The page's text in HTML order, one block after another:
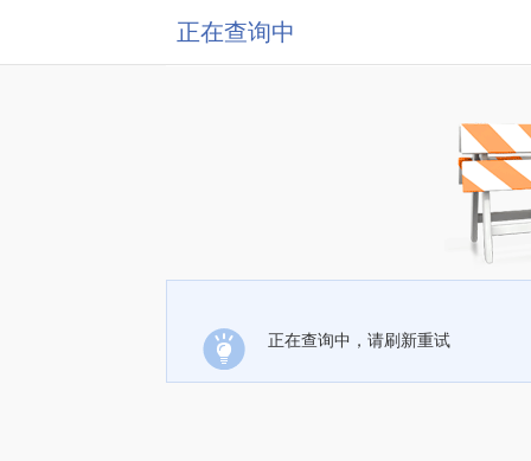
正在查询中
正在查询中，请刷新重试